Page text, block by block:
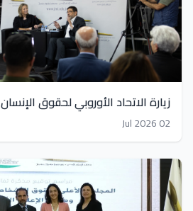
زيارة الاتحاد الأوروبي لحقوق الإنسان
02 Jul 2026